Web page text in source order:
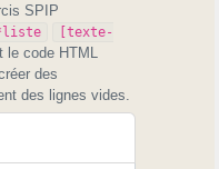
SPIP
[texte-
le code HTML
des
des lignes vides.